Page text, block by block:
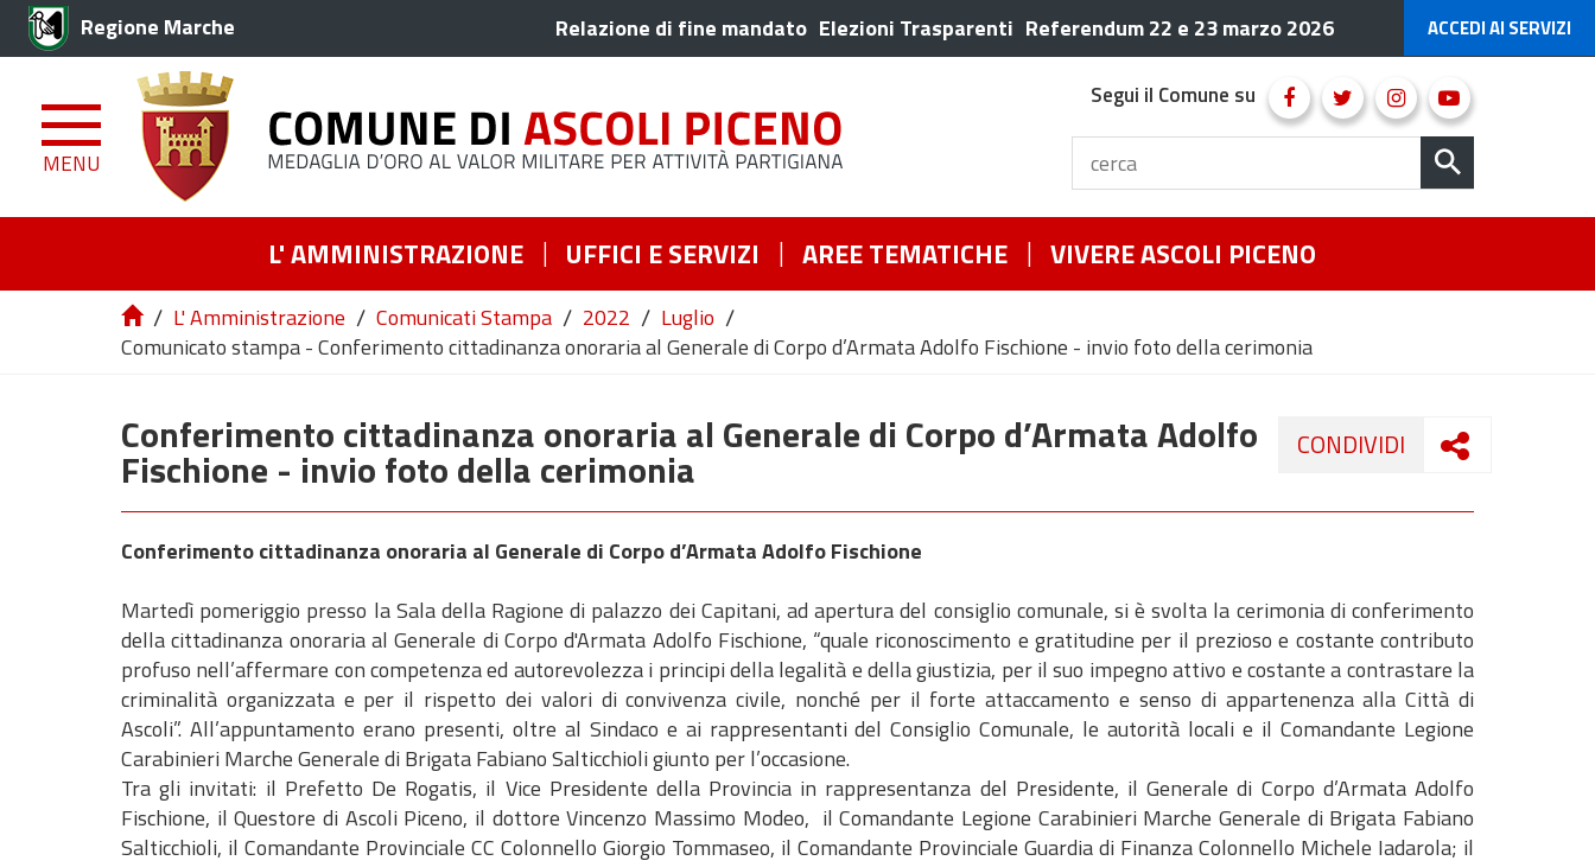
Regione Marche Relazione di fine mandato Elezioni Trasparenti Referendum 22 e 23 marzo 2026 ACCEDI AI SERVIZI
MENU
Segui il Comune su
L' AMMINISTRAZIONE UFFICI E SERVIZI AREE TEMATICHE VIVERE ASCOLI PICENO
/ L' Amministrazione / Comunicati Stampa / 2022 / Luglio /
Comunicato stampa - Conferimento cittadinanza onoraria al Generale di Corpo d’Armata Adolfo Fischione - invio foto della cerimonia
CONDIVIDI
Conferimento cittadinanza onoraria al Generale di Corpo d’Armata Adolfo
Fischione - invio foto della cerimonia
Conferimento cittadinanza onoraria al Generale di Corpo d’Armata Adolfo Fischione
Martedì pomeriggio presso la Sala della Ragione di palazzo dei Capitani, ad apertura del consiglio comunale, si è svolta la cerimonia di conferimento
della cittadinanza onoraria al Generale di Corpo d'Armata Adolfo Fischione, “quale riconoscimento e gratitudine per il prezioso e costante contributo
profuso nell’affermare con competenza ed autorevolezza i principi della legalità e della giustizia, per il suo impegno attivo e costante a contrastare la
criminalità organizzata e per il rispetto dei valori di convivenza civile, nonché per il forte attaccamento e senso di appartenenza alla Città di
Ascoli”. All’appuntamento erano presenti, oltre al Sindaco e ai rappresentanti del Consiglio Comunale, le autorità locali e il Comandante Legione
Carabinieri Marche Generale di Brigata Fabiano Salticchioli giunto per l’occasione.
Tra gli invitati: il Prefetto De Rogatis, il Vice Presidente della Provincia in rappresentanza del Presidente, il Generale di Corpo d’Armata Adolfo
Fischione, il Questore di Ascoli Piceno, il dottore Vincenzo Massimo Modeo, il Comandante Legione Carabinieri Marche Generale di Brigata Fabiano
Salticchioli, il Comandante Provinciale CC Colonnello Giorgio Tommaseo, il Comandante Provinciale Guardia di Finanza Colonnello Michele Iadarola; il